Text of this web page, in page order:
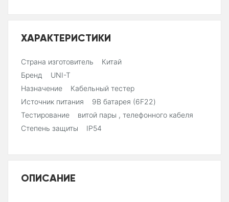
ХАРАКТЕРИСТИКИ
Страна изготовитель Китай
Бренд UNI-T
Назначение Кабельный тестер
Источник питания 9В батарея (6F22)
Тестирование витой пары , телефонного кабеля
Степень защиты IP54
ОПИСАНИЕ